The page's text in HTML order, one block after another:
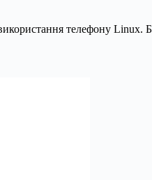
телефону Linux.